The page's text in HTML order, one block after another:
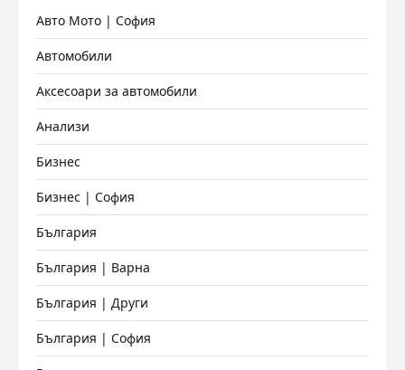
Авто Мото | София
Автомобили
Аксесоари за автомобили
Анализи
Бизнес
Бизнес | София
България
България | Варна
България | Други
България | София